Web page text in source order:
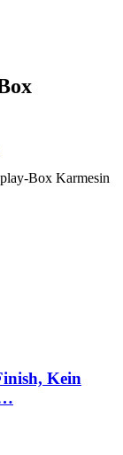
Box Karmesin
Kein